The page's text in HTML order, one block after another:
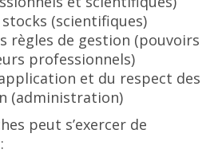
stocks (scientifiques)
règles de gestion (pouvoirs
professionnels)
et du respect des
(administration)
peut s’exercer de